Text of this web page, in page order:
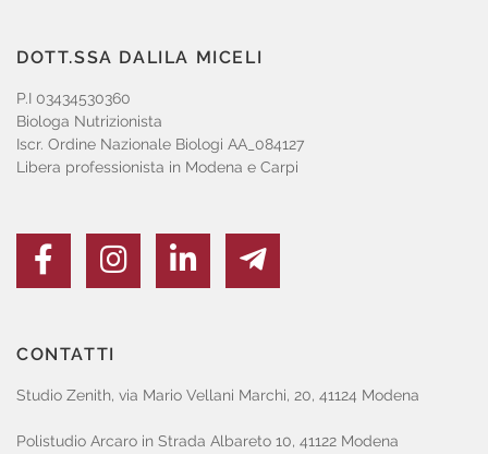
DOTT.SSA DALILA MICELI
P.I 03434530360
Biologa Nutrizionista
Iscr. Ordine Nazionale Biologi AA_084127
Libera professionista in Modena e Carpi
CONTATTI
Studio Zenith, via Mario Vellani Marchi, 20, 41124 Modena
Polistudio Arcaro in Strada Albareto 10, 41122 Modena